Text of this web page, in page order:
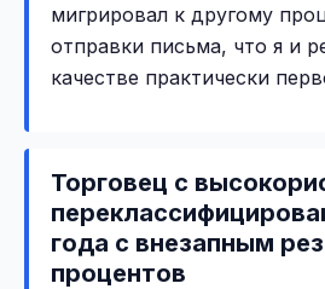
мигрировал к другому
отправки письма, что я и
качестве практически
Торговец с
года с внезапным
процентов